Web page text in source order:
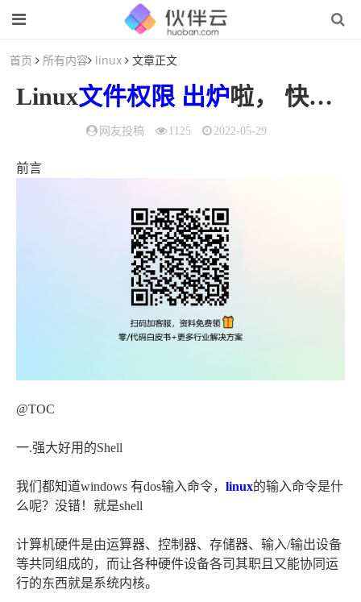
首页 所有内容 linux 文章正文
Linux文件权限 出炉啦， 快进来学习收藏吧！
网友投稿 1125 2022-05-29
前言
@TOC
一.强大好用的Shell
我们都知道windows 有dos输入命令， linux的输入命令是什
么呢？没错！就是shell
计算机硬件是由运算器、控制器、存储器、输入/输出设备
等共同组成的，而让各种硬件设备各司其职且又能协同运
行的东西就是系统内核。